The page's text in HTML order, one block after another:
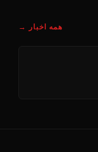
همه اخبار →